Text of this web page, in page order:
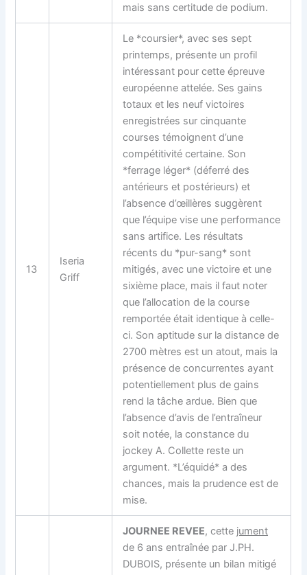
mais sans certitude de podium.
13
Iseria
Griff
Le *coursier*, avec ses sept
printemps, présente un profil
intéressant pour cette épreuve
européenne attelée. Ses gains
totaux et les neuf victoires
enregistrées sur cinquante
courses témoignent d’une
compétitivité certaine. Son
*ferrage léger* (déferré des
antérieurs et postérieurs) et
l’absence d’œillères suggèrent
que l’équipe vise une performance
sans artifice. Les résultats
récents du *pur-sang* sont
mitigés, avec une victoire et une
sixième place, mais il faut noter
que l’allocation de la course
remportée était identique à celle-
ci. Son aptitude sur la distance de
2700 mètres est un atout, mais la
présence de concurrentes ayant
potentiellement plus de gains
rend la tâche ardue. Bien que
l’absence d’avis de l’entraîneur
soit notée, la constance du
jockey A. Collette reste un
argument. *L’équidé* a des
chances, mais la prudence est de
mise.
JOURNEE REVEE, cette jument
de 6 ans entraînée par J.PH.
DUBOIS, présente un bilan mitigé